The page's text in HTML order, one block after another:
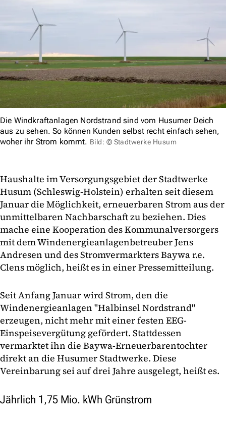
Die Windkraftanlagen Nordstrand sind vom Husumer Deich
aus zu sehen. So können Kunden selbst recht einfach sehen,
woher ihr Strom kommt. Bild: © Stadtwerke Husum
Haushalte im Versorgungsgebiet der Stadtwerke
Husum (Schleswig-Holstein) erhalten seit diesem
Januar die Möglichkeit, erneuerbaren Strom aus der
unmittelbaren Nachbarschaft zu beziehen. Dies
mache eine Kooperation des Kommunalversorgers
mit dem Windenergieanlagenbetreuber Jens
Andresen und des Stromvermarkters Baywa r.e.
Clens möglich, heißt es in einer Pressemitteilung.
Seit Anfang Januar wird Strom, den die
Windenergieanlagen "Halbinsel Nordstrand"
erzeugen, nicht mehr mit einer festen EEG-
Einspeisevergütung gefördert. Stattdessen
vermarktet ihn die Baywa-Erneuerbarentochter
direkt an die Husumer Stadtwerke. Diese
Vereinbarung sei auf drei Jahre ausgelegt, heißt es.
Jährlich 1,75 Mio. kWh Grünstrom